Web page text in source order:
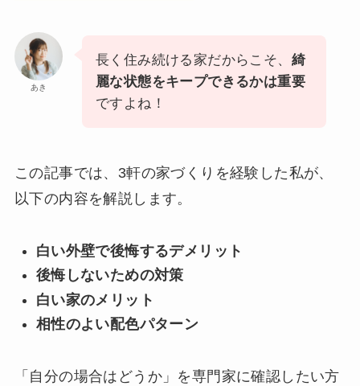
あき
長く住み続ける家だからこそ、 綺
麗な状態をキープできるかは重要
ですよね！
この記事では、3軒の家づくりを経験した私が、
以下の内容を解説します。
白い外壁で後悔するデメリット
後悔しないための対策
白い家のメリット
相性のよい配色パターン
「自分の場合はどうか」を専門家に確認したい方